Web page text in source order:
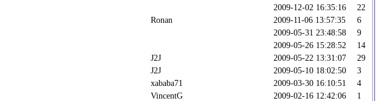
2009-12-02 16:35:16
22
Ronan 2009-11-06 13:57:35
6
2009-05-31 23:48:58
9
2009-05-26 15:28:52
14
J2J 2009-05-22 13:31:07
29
J2J 2009-05-10 18:02:50
3
xababa71 2009-03-30 16:10:51
4
VincentG 2009-02-16 12:42:06
1